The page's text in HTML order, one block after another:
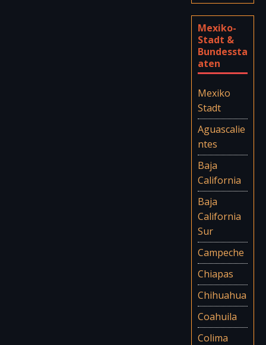
Mexiko-
Stadt &
Bundessta
aten
Mexiko
Stadt
Aguascalie
ntes
Baja
California
Baja
California
Sur
Campeche
Chiapas
Chihuahua
Coahuila
Colima